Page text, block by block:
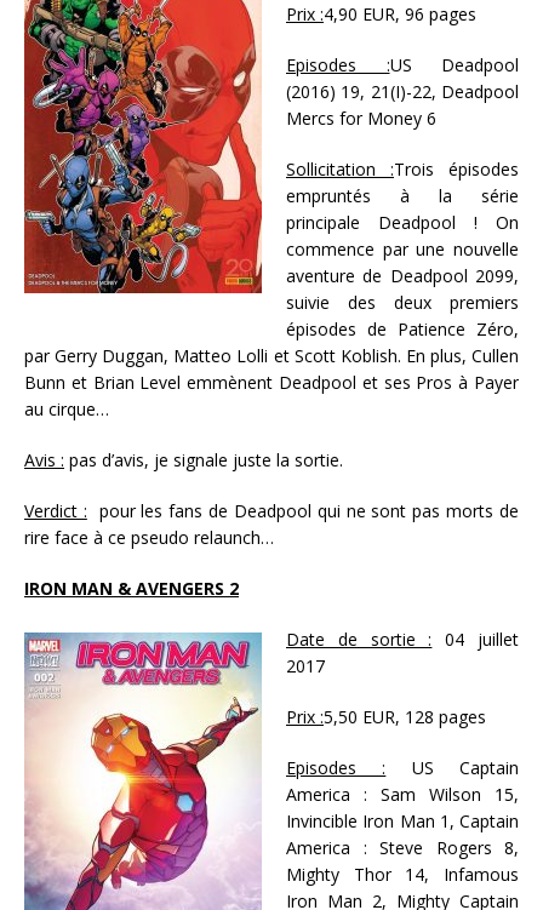
Prix :4,90 EUR, 96 pages
Episodes :US Deadpool
(2016) 19, 21(I)-22, Deadpool
Mercs for Money 6
Sollicitation :Trois épisodes
empruntés à la série
principale Deadpool ! On
commence par une nouvelle
aventure de Deadpool 2099,
suivie des deux premiers
épisodes de Patience Zéro,
par Gerry Duggan, Matteo Lolli et Scott Koblish. En plus, Cullen
Bunn et Brian Level emmènent Deadpool et ses Pros à Payer
au cirque…
Avis : pas d’avis, je signale juste la sortie.
Verdict : pour les fans de Deadpool qui ne sont pas morts de
rire face à ce pseudo relaunch…
IRON MAN & AVENGERS 2
Date de sortie : 04 juillet
2017
Prix :5,50 EUR, 128 pages
Episodes : US Captain
America : Sam Wilson 15,
Invincible Iron Man 1, Captain
America : Steve Rogers 8,
Mighty Thor 14, Infamous
Iron Man 2, Mighty Captain